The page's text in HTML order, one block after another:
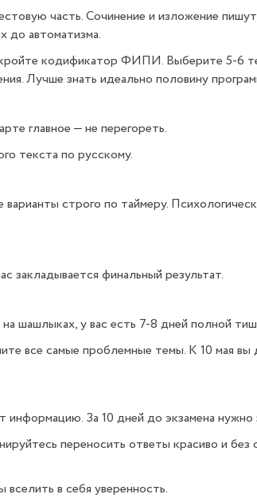
часть. Сочинение и изложение
до автоматизма.
кодификатор ФИПИ. Выберите 5-6
Лучше знать идеально половину
главное — не перегореть.
текста по русскому.
строго по таймеру.
закладывается финальный результат.
шашлыках, у вас есть 7-8 дней полной
все самые проблемные темы. К 10 мая
За 10 дней до экзамена
переносить ответы красиво и
в себя уверенность.